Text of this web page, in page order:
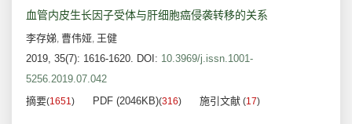
血管内皮生长因子受体与肝细胞癌侵袭转移的关系
李存娣, 曹伟娅, 王健
2019, 35(7): 1616-1620. DOI: 10.3969/j.issn.1001-
5256.2019.07.042
摘要(1651) PDF (2046KB)(316) 施引文献 (17)